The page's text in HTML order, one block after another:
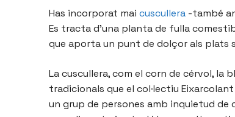
Has incorporat mai cuscullera -també
Es tracta d’una planta de fulla
que aporta un punt de dolçor als plats
La cuscullera, com el corn de cérvol, la
tradicionals que el col·lectiu
un grup de persones amb inquietud de